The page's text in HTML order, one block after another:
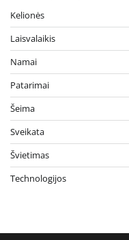
Kelionės
Laisvalaikis
Namai
Patarimai
Šeima
Sveikata
Švietimas
Technologijos